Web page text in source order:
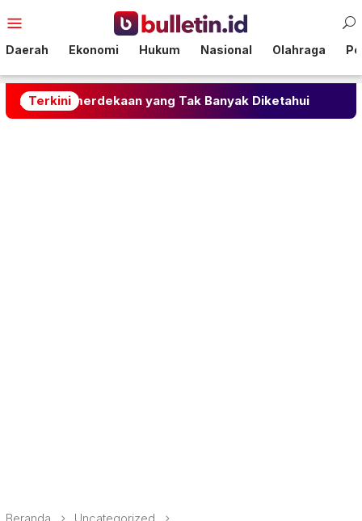
ke
Mobile
Daerah Ekonomi Hukum Nasional Olahraga
Terkiniyang Tak Banyak Diketahui Andika Sakit,